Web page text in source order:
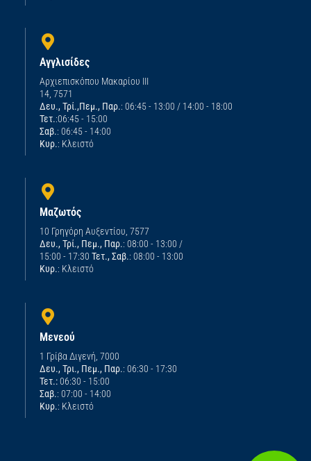
Αγγλισίδες
Αρχιεπισκόπου Μακαρίου ΙΙΙ
14, 7571
Δευ., Τρί.,Πεμ., Παρ.: 06:45 - 13:00 / 14:00 - 18:00
Τετ.:06:45 - 15:00
Σαβ.: 06:45 - 14:00
Κυρ.: Κλειστό
Μαζωτός
10 Γρηγόρη Αυξεντίου, 7577
Δευ., Τρί., Πεμ., Παρ.: 08:00 - 13:00 /
15:00 - 17:30 Τετ., Σαβ.: 08:00 - 13:00
Κυρ.: Κλειστό
Μενεού
1 Γρίβα Διγενή, 7000
Δευ., Τρι., Πεμ., Παρ.: 06:30 - 17:30
Τετ.:06:30 - 15:00
Σαβ.: 07:00 - 14:00
Κυρ.: Κλειστό